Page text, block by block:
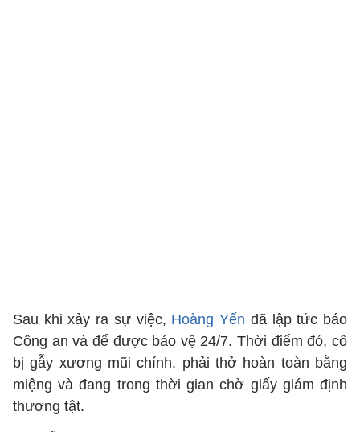
Sau khi xảy ra sự việc, Hoàng Yến đã lập tức báo
Công an và để được bảo vệ 24/7. Thời điểm đó, cô
bị gẫy xương mũi chính, phải thở hoàn toàn bằng
miệng và đang trong thời gian chờ giấy giám định
thương tật.